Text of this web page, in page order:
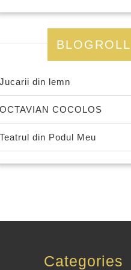
BLOGROLL
Jucarii din lemn
OCTAVIAN COCOLOS
Teatrul din Podul Meu
Categories